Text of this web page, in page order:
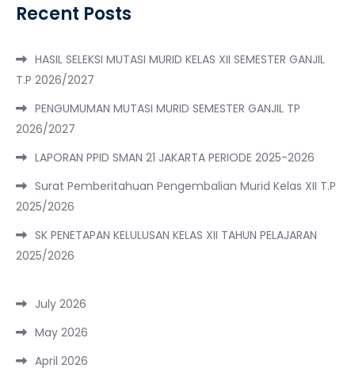
Recent Posts
HASIL SELEKSI MUTASI MURID KELAS XII SEMESTER GANJIL
T.P 2026/2027
PENGUMUMAN MUTASI MURID SEMESTER GANJIL TP
2026/2027
LAPORAN PPID SMAN 21 JAKARTA PERIODE 2025-2026
Surat Pemberitahuan Pengembalian Murid Kelas XII T.P
2025/2026
SK PENETAPAN KELULUSAN KELAS XII TAHUN PELAJARAN
2025/2026
July 2026
May 2026
April 2026